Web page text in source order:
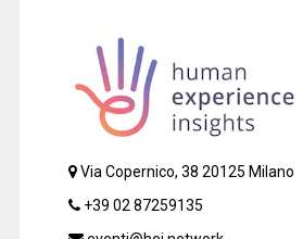
Via Copernico, 38 20125 Milano
+39 02 87259135